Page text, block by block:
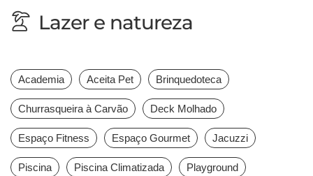
Lazer e natureza
Academia Aceita Pet Brinquedoteca
Churrasqueira à Carvão Deck Molhado
Espaço Fitness Espaço Gourmet Jacuzzi
Piscina Piscina Climatizada Playground